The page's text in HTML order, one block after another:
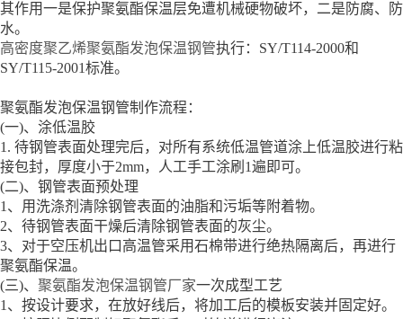
其作用一是保护聚氨酯保温层免遭机械硬物破坏，二是防腐、防
水。
高密度聚乙烯聚氨酯发泡保温钢管执行：SY/T114-2000和
SY/T115-2001标准。
聚氨酯发泡保温钢管制作流程：
(一)、涂低温胶
1. 待钢管表面处理完后，对所有系统低温管道涂上低温胶进行粘
接包封，厚度小于2mm，人工手工涂刷1遍即可。
(二)、钢管表面预处理
1、用洗涤剂清除钢管表面的油脂和污垢等附着物。
2、待钢管表面干燥后清除钢管表面的灰尘。
3、对于空压机出口高温管采用石棉带进行绝热隔离后，再进行
聚氨酯保温。
(三)、 聚氨酯发泡保温钢管厂家一次成型工艺
1、按设计要求，在放好线后，将加工后的模板安装并固定好。